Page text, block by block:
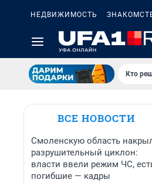
НЕДВИЖИМОСТЬ
Кто
ВСЕ НОВОСТИ
Смоленскую область
разрушительный циклон:
власти ввели режим ЧС,
погибшие — кадры